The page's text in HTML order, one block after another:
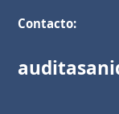
Contacto: